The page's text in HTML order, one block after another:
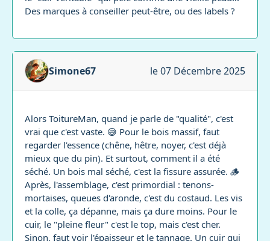
Des marques à conseiller peut-être, ou des labels ?
Simone67 le 07 Décembre 2025
Alors ToitureMan, quand je parle de "qualité", c'est
vrai que c'est vaste. 😅 Pour le bois massif, faut
regarder l'essence (chêne, hêtre, noyer, c'est déjà
mieux que du pin). Et surtout, comment il a été
séché. Un bois mal séché, c'est la fissure assurée. 🪵
Après, l'assemblage, c'est primordial : tenons-
mortaises, queues d'aronde, c'est du costaud. Les vis
et la colle, ça dépanne, mais ça dure moins. Pour le
cuir, le "pleine fleur" c'est le top, mais c'est cher.
Sinon, faut voir l'épaisseur et le tannage. Un cuir qui